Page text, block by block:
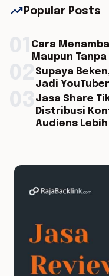
trending_up Popular Posts
Cara
Maupun
Supaya
Jadi
Jasa Share
Distribusi
Audiens Lebih